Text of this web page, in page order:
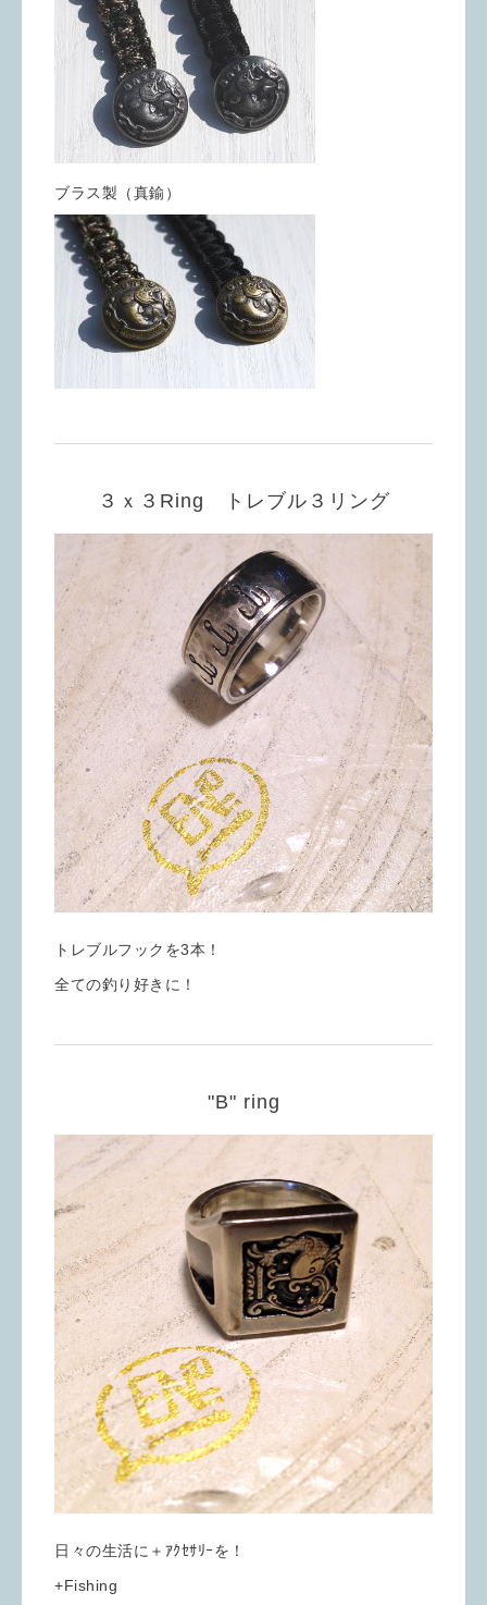
ブラス製（真鍮）
３ｘ３Ring トレブル３リング
トレブルフックを3本！
全ての釣り好きに！
"B" ring
日々の生活に＋ｱｸｾｻﾘｰを！
+Fishing